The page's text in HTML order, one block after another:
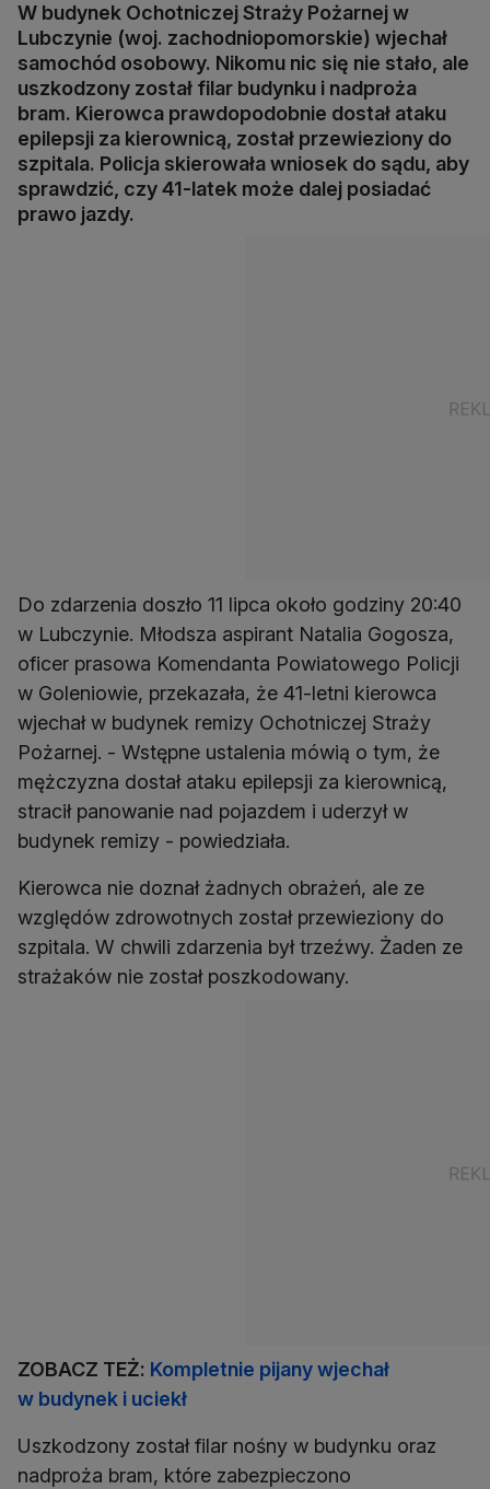
W budynek Ochotniczej Straży Pożarnej w
Lubczynie (woj. zachodniopomorskie) wjechał
samochód osobowy. Nikomu nic się nie stało, ale
uszkodzony został filar budynku i nadproża
bram. Kierowca prawdopodobnie dostał ataku
epilepsji za kierownicą, został przewieziony do
szpitala. Policja skierowała wniosek do sądu, aby
sprawdzić, czy 41-latek może dalej posiadać
prawo jazdy.
Do zdarzenia doszło 11 lipca około godziny 20:40
w Lubczynie. Młodsza aspirant Natalia Gogosza,
oficer prasowa Komendanta Powiatowego Policji
w Goleniowie, przekazała, że 41-letni kierowca
wjechał w budynek remizy Ochotniczej Straży
Pożarnej. - Wstępne ustalenia mówią o tym, że
mężczyzna dostał ataku epilepsji za kierownicą,
stracił panowanie nad pojazdem i uderzył w
budynek remizy - powiedziała.
Kierowca nie doznał żadnych obrażeń, ale ze
względów zdrowotnych został przewieziony do
szpitala. W chwili zdarzenia był trzeźwy. Żaden ze
strażaków nie został poszkodowany.
ZOBACZ TEŻ: Kompletnie pijany wjechał
w budynek i uciekł
Uszkodzony został filar nośny w budynku oraz
nadproża bram, które zabezpieczono